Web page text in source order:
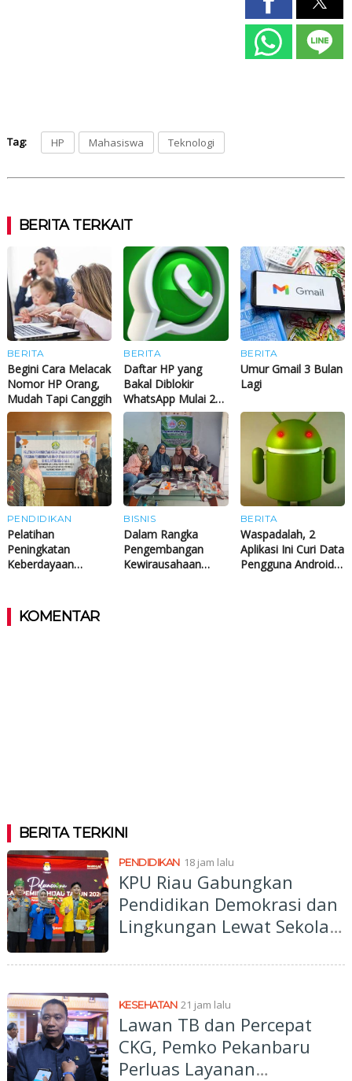
Tag: HP Mahasiswa Teknologi
BERITA TERKAIT
BERITA
Begini Cara Melacak
Nomor HP Orang,
Mudah Tapi Canggih
BERITA
Daftar HP yang
Bakal Diblokir
WhatsApp Mulai 24
Oktober 2023
BERITA
Umur Gmail 3 Bulan
Lagi
PENDIDIKAN
Pelatihan
Peningkatan
Keberdayaan
Pemberdayaan
UMKM Berbasis
BISNIS
Dalam Rangka
Pengembangan
Kewirausahaan
BERITA
Waspadalah, 2
Aplikasi Ini Curi Data
Pengguna Android
KOMENTAR
BERITA TERKINI
PENDIDIKAN 18 jam lalu
KPU Riau Gabungkan
Pendidikan Demokrasi dan
Lingkungan Lewat Sekolah
KESEHATAN 21 jam lalu
Lawan TB dan Percepat
CKG, Pemko Pekanbaru
Perluas Layanan